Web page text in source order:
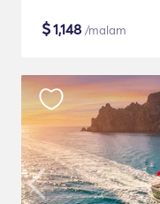
$1,148 /malam